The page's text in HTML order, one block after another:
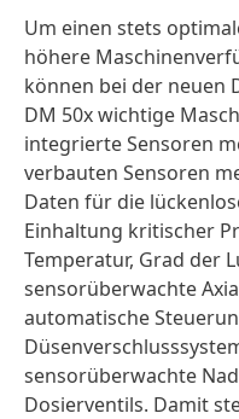
Um einen stets
höhere
können bei der neuen
DM 50x wichtige
integrierte Sensoren
verbauten Sensoren
Daten für die
Einhaltung kritischer
Temperatur, Grad der
sensorüberwachte
automatische
sensorüberwachte
Dosierventils. Damit